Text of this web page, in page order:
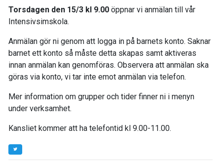
Torsdagen den 15/3 kl 9.00 öppnar vi anmälan till vår
Intensivsimskola.
Anmälan gör ni genom att logga in på barnets konto. Saknar
barnet ett konto så måste detta skapas samt aktiveras
innan anmälan kan genomföras. Observera att anmälan ska
göras via konto, vi tar inte emot anmälan via telefon.
Mer information om grupper och tider finner ni i menyn
under verksamhet.
Kansliet kommer att ha telefontid kl 9.00-11.00.